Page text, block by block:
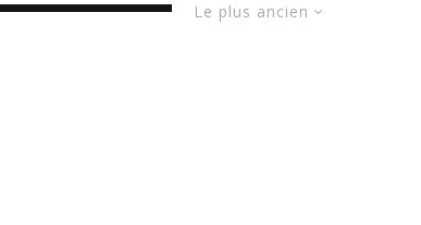
Le plus ancien